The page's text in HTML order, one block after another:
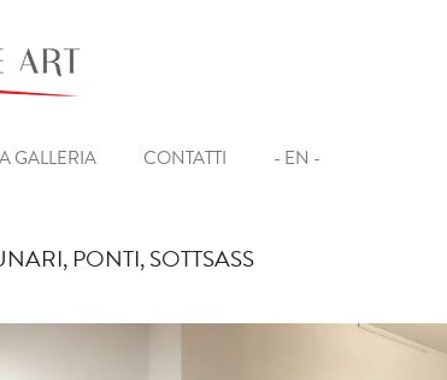
GALLERIA CONTATTI - EN -
PONTI, SOTTSASS